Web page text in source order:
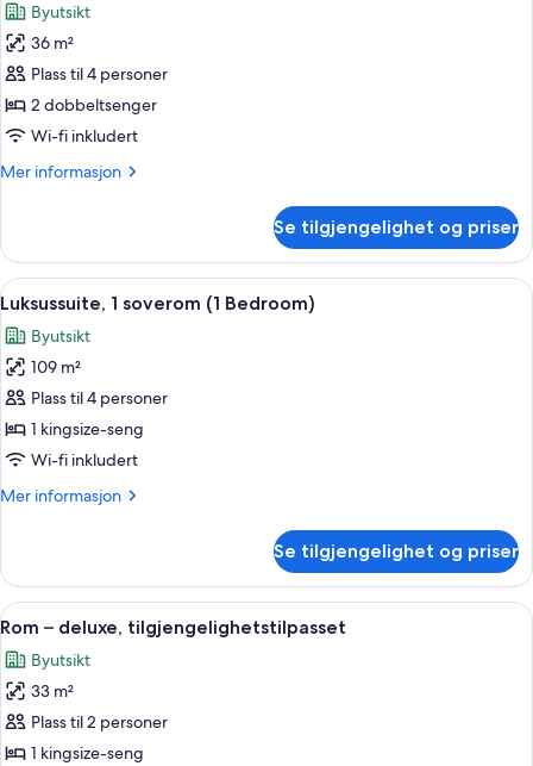
bildene
av
Rom
–
deluxe,
dobbeltsenger
Byutsikt
36 m²
Plass til 4 personer
2 dobbeltsenger
Wi-fi inkludert
Mer informasjon
Mer
–
deluxe,
2
Se tilgjengelighet og priser
Åpne
alle
bildene
av
Luksussuite,
1
soverom
Bedroom)
Sengetøy av topp kvalitet, minibar,
5
Luksussuite, 1 soverom (1 Bedroom)
Byutsikt
109 m²
Plass til 4 personer
1 kingsize-seng
Wi-fi inkludert
Mer informasjon
Mer
1
soverom
(1
Se tilgjengelighet og priser
Åpne
alle
bildene
av
Rom
–
Rom – deluxe,
7
Rom – deluxe, tilgjengelighetstilpasset
Byutsikt
33 m²
Plass til 2 personer
1 kingsize-seng